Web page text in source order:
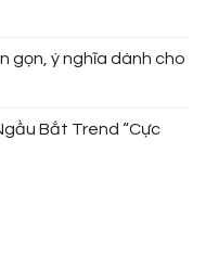
gọn, ý nghĩa dành cho
Bắt Trend “Cực